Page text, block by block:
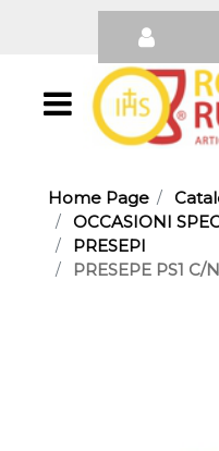
Open
Home Page
OCCASIONI
PRESEPI
PRESEPE PS1 C/